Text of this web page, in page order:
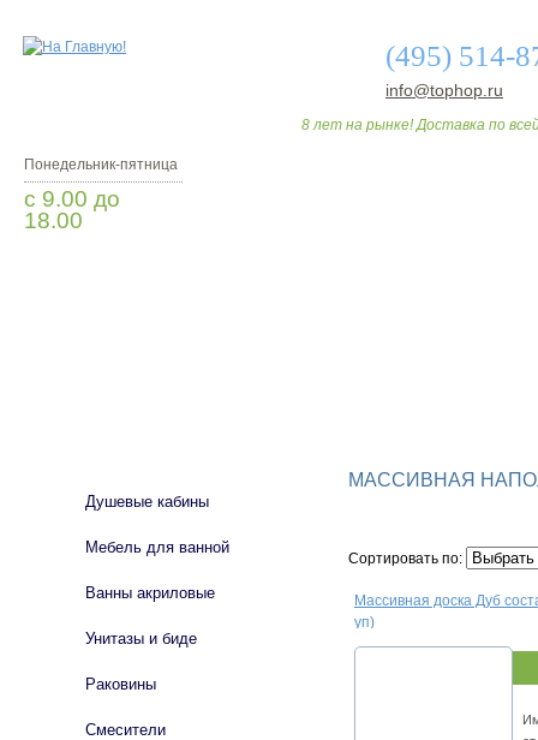
(495) 514-
info@tophop.ru
8 лет на рынке! Доставка по
Понедельник-пятница
с 9.00 до
18.00
МАССИВНАЯ
Сортировать по:
Массивная доска Дуб
уп)
Душевые кабины
Мебель для ванной
Ванны акриловые
Унитазы и биде
Раковины
Смесители